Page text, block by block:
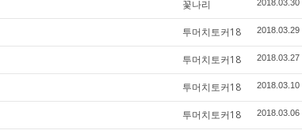
꽃나리 2018.03.30
투머치토커18 2018.03.29
투머치토커18 2018.03.27
투머치토커18 2018.03.10
투머치토커18 2018.03.06